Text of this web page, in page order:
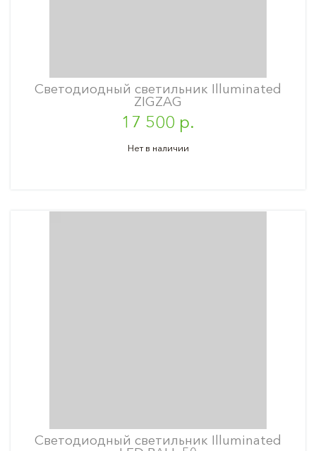
Светодиодный светильник Illuminated
ZIGZAG
17 500 р.
Нет в наличии
Светодиодный светильник Illuminated